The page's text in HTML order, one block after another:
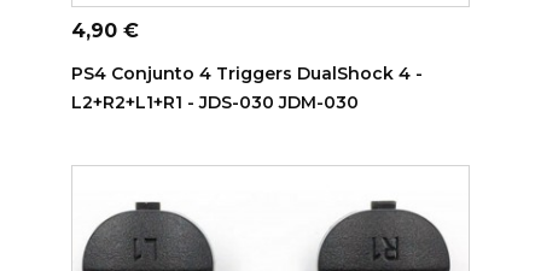
ADICIONAR AO CARRINHO
Preço
4,90 €
PS4 Conjunto 4 Triggers DualShock 4 -
L2+R2+L1+R1 - JDS-030 JDM-030